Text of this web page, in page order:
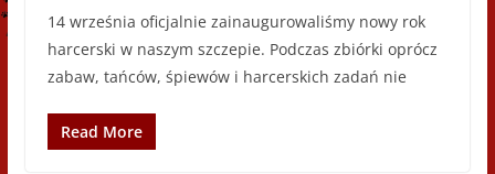
14 września oficjalnie zainaugurowaliśmy nowy rok
harcerski w naszym szczepie. Podczas zbiórki oprócz
zabaw, tańców, śpiewów i harcerskich zadań nie
Read More